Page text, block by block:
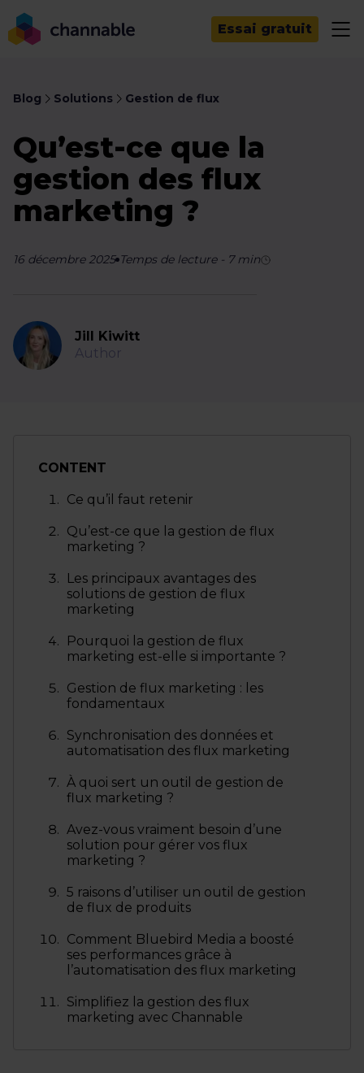
Essai gratuit
Blog Solutions Gestion de flux
Qu’est-ce que la
gestion des flux
marketing ?
16 décembre 2025 Temps de lecture- 7min
Jill Kiwitt
Author
CONTENT
Ce qu’il faut retenir
Qu’est-ce que la gestion de flux
marketing ?
Les principaux avantages des
solutions de gestion de flux
marketing
Pourquoi la gestion de flux
marketing est-elle si importante ?
Gestion de flux marketing : les
fondamentaux
Synchronisation des données et
automatisation des flux marketing
À quoi sert un outil de gestion de
flux marketing ?
Avez-vous vraiment besoin d’une
solution pour gérer vos flux
marketing ?
5 raisons d’utiliser un outil de gestion
de flux de produits
Comment Bluebird Media a boosté
ses performances grâce à
l’automatisation des flux marketing
Simplifiez la gestion des flux
marketing avec Channable